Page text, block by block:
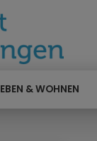
& WOHNEN